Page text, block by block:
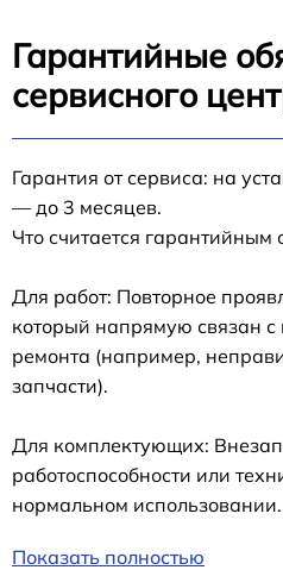
Гарантийные
сервисного
Гарантия от сервиса: на
— до 3 месяцев.
Что считается гарантийным
Для работ: Повторное
который напрямую связан с
ремонта (например,
запчасти).
Для комплектующих:
работоспособности или
нормальном использовании.
Показать полностью